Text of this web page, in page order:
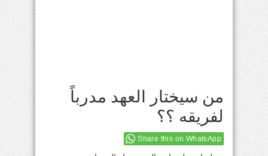
من سيختار العهد مدرباً
لفريقه ؟؟
Share this on WhatsApp